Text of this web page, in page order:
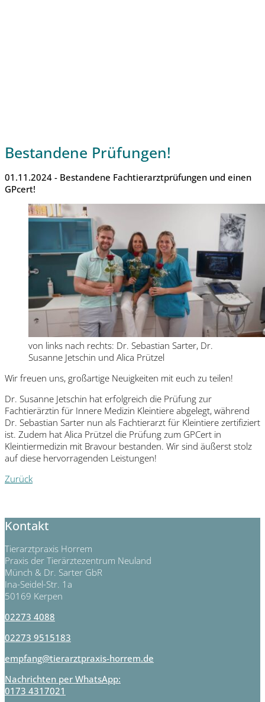
Bestandene Prüfungen!
01.11.2024 - Bestandene Fachtierarztprüfungen und einen
GPcert!
von links nach rechts: Dr. Sebastian Sarter, Dr.
Susanne Jetschin und Alica Prützel
Wir freuen uns, großartige Neuigkeiten mit euch zu teilen!
Dr. Susanne Jetschin hat erfolgreich die Prüfung zur
Fachtierärztin für Innere Medizin Kleintiere abgelegt, während
Dr. Sebastian Sarter nun als Fachtierarzt für Kleintiere zertifiziert
ist. Zudem hat Alica Prützel die Prüfung zum GPCert in
Kleintiermedizin mit Bravour bestanden. Wir sind äußerst stolz
auf diese hervorragenden Leistungen!
Zurück
Kontakt
Tierarztpraxis Horrem
Praxis der Tierärztezentrum Neuland
Münch & Dr. Sarter GbR
Ina-Seidel-Str. 1a
50169 Kerpen
02273 4088
02273 9515183
empfang@tierarztpraxis-horrem.de
Nachrichten per WhatsApp:
0173 4317021